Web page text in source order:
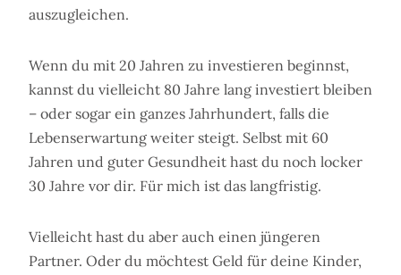
auszugleichen.
Wenn du mit 20 Jahren zu investieren beginnst,
kannst du vielleicht 80 Jahre lang investiert bleiben
– oder sogar ein ganzes Jahrhundert, falls die
Lebenserwartung weiter steigt. Selbst mit 60
Jahren und guter Gesundheit hast du noch locker
30 Jahre vor dir. Für mich ist das langfristig.
Vielleicht hast du aber auch einen jüngeren
Partner. Oder du möchtest Geld für deine Kinder,